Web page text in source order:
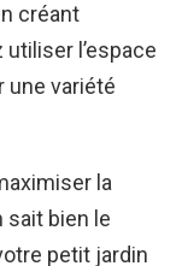
créant
l’espace
une variété
la
sait bien le
petit jardin